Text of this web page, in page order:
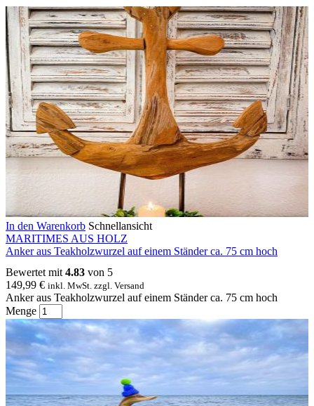
In den Warenkorb Schnellansicht
MARITIMES AUS HOLZ
Anker aus Teakholzwurzel auf einem Ständer ca. 75 cm hoch
Bewertet mit 4.83 von 5
149,99 € inkl. MwSt. zzgl. Versand
Anker aus Teakholzwurzel auf einem Ständer ca. 75 cm hoch
Menge